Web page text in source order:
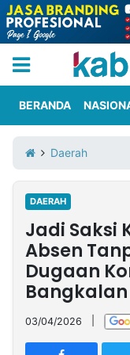
Iklan
Berita
Kami
Nasional
International
Olahraga
Entertainment
Daerah
Pariwisata
Kuliner
Kolom
Network
PT
TREETAN
BERANDA
Daerah
DAERAH
Jadi Saksi
Absen
Dugaan
Bangkalan
03/04/2026